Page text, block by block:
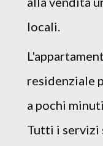
locali.
residenziale
a pochi
Tutti i servizi